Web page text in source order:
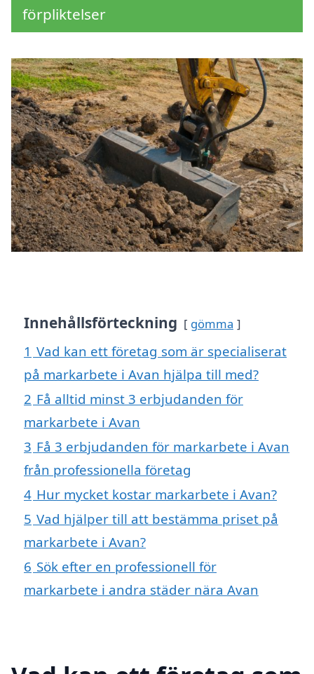
förpliktelser
Innehållsförteckning gömma
1 Vad kan ett företag som är specialiserat
på markarbete i Avan hjälpa till med?
2 Få alltid minst 3 erbjudanden för
markarbete i Avan
3 Få 3 erbjudanden för markarbete i Avan
från professionella företag
4 Hur mycket kostar markarbete i Avan?
5 Vad hjälper till att bestämma priset på
markarbete i Avan?
6 Sök efter en professionell för
markarbete i andra städer nära Avan